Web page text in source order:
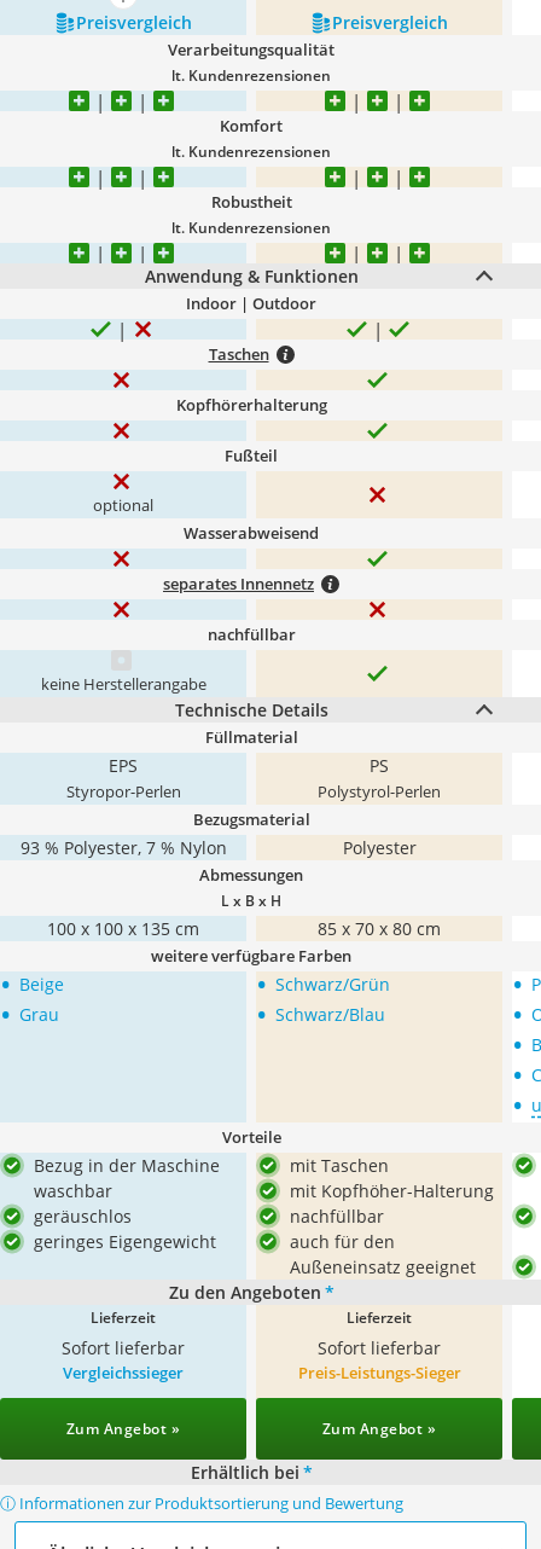
Preis­vergleich
Preis­vergleich
Verarbeitungsqualität
lt. Kundenrezensionen
Komfort
lt. Kundenrezensionen
Robustheit
lt. Kundenrezensionen
Anwendung & Funktionen
Indoor | Outdoor
Taschen
Kopfhörerhalterung
Fußteil
optional
Wasserabweisend
separates Innennetz
nachfüllbar
keine Herstellerangabe
Technische Details
Füllmaterial
EPS
Styropor-Perlen
PS
Polystyrol-Perlen
Bezugsmaterial
93 % Polyester, 7 % Nylon Polyester
Abmessungen
L x B x H
100 x 100 x 135 cm 85 x 70 x 80 cm
weitere verfügbare Farben
• Beige
• Grau
• Schwarz/Grün
• Schwarz/Blau
•
•
•
•
•
Vorteile
Bezug in der Maschine
waschbar
geräuschlos
geringes Eigengewicht
mit Taschen
mit Kopfhöher-Halterung
nachfüllbar
auch für den
Außeneinsatz geeignet
Zu den Angeboten *
Lieferzeit
Sofort lieferbar
Lieferzeit
Sofort lieferbar
Vergleichssieger
Zum Angebot »
Preis-Leistungs-Sieger
Zum Angebot »
Erhältlich bei *
ⓘ Informationen zur Produktsortierung und Bewertung